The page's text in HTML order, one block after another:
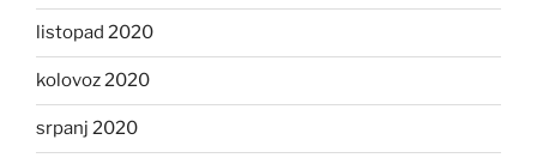
listopad 2020
kolovoz 2020
srpanj 2020